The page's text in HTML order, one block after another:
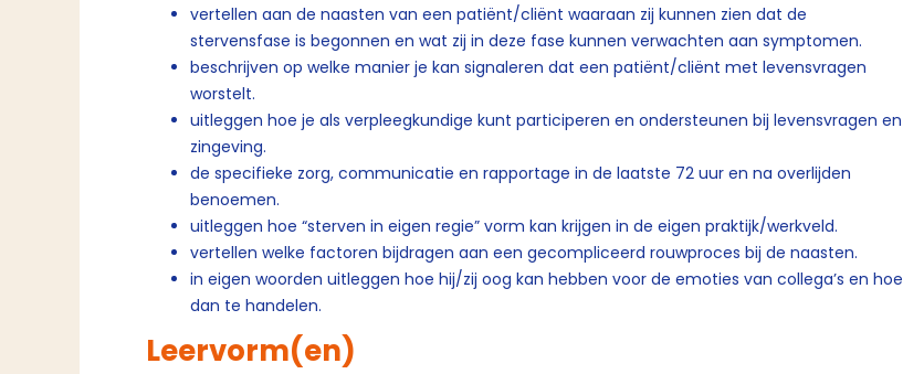
vertellen aan de naasten van een patiënt/cliënt waaraan zij kunnen zien dat de
stervensfase is begonnen en wat zij in deze fase kunnen verwachten aan symptomen.
beschrijven op welke manier je kan signaleren dat een patiënt/cliënt met levensvragen
worstelt.
uitleggen hoe je als verpleegkundige kunt participeren en ondersteunen bij levensvragen en
zingeving.
de specifieke zorg, communicatie en rapportage in de laatste 72 uur en na overlijden
benoemen.
uitleggen hoe “sterven in eigen regie” vorm kan krijgen in de eigen praktijk/werkveld.
vertellen welke factoren bijdragen aan een gecompliceerd rouwproces bij de naasten.
in eigen woorden uitleggen hoe hij/zij oog kan hebben voor de emoties van collega’s en hoe
dan te handelen.
Leervorm(en)